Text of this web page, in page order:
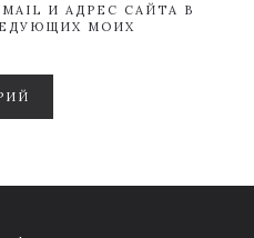
И АДРЕС САЙТА В
МОИХ